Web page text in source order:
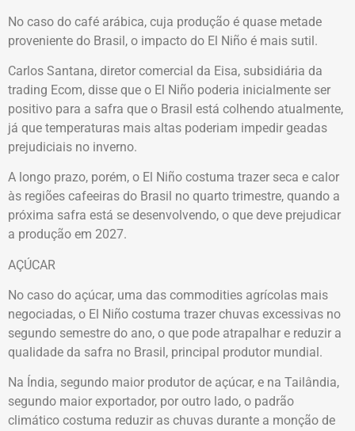
No caso do café arábica, cuja produção é quase metade
proveniente do Brasil, o impacto do El Niño é mais sutil.
Carlos Santana, diretor comercial da Eisa, subsidiária da
trading Ecom, disse que o El Niño poderia inicialmente ser
positivo para a safra que o Brasil está colhendo atualmente,
já que temperaturas mais altas poderiam impedir geadas
prejudiciais no inverno.
A longo prazo, porém, o El Niño costuma trazer seca e calor
às regiões cafeeiras do Brasil no quarto trimestre, quando a
próxima safra está se desenvolvendo, o que deve prejudicar
a produção em 2027.
AÇÚCAR
No caso do açúcar, uma das commodities agrícolas mais
negociadas, o El Niño costuma trazer chuvas excessivas no
segundo semestre do ano, o que pode atrapalhar e reduzir a
qualidade da safra no Brasil, principal produtor mundial.
Na Índia, segundo maior produtor de açúcar, e na Tailândia,
segundo maior exportador, por outro lado, o padrão
climático costuma reduzir as chuvas durante a monção de